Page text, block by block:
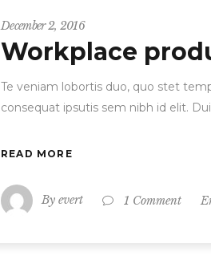
December 2, 2016
Workplace
Te veniam lobortis duo, quo stet
consequat ipsutis sem nibh id elit.
READ MORE
By evert 1 Comment